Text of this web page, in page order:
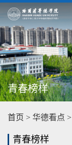
青春榜样
首页 > 华德看点 >
青春榜样